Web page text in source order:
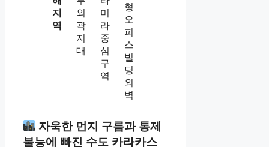
지
역
외
곽
지
대
미
라
중
심
구
역
형
오
피
스
빌
딩
외
벽
자욱한 먼지 구름과 통제
불능에 빠진 수도 카라카스